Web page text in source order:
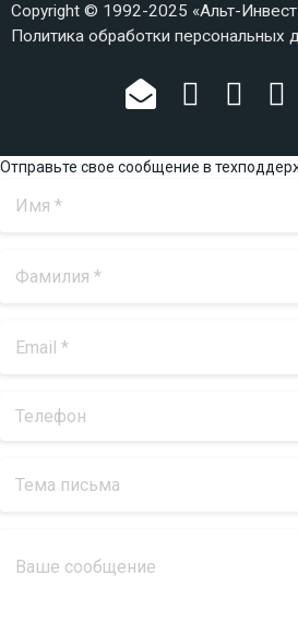
Copyright © 1992-2025 «Альт-
Политика обработки персональных
Отправьте свое сообщение в